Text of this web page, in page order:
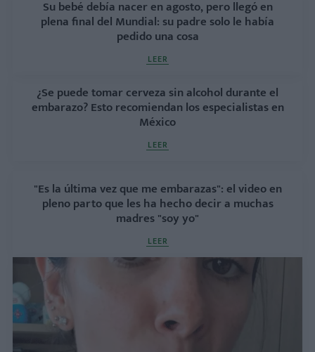
Su bebé debía nacer en agosto, pero llegó en
plena final del Mundial: su padre solo le había
pedido una cosa
LEER
¿Se puede tomar cerveza sin alcohol durante el
embarazo? Esto recomiendan los especialistas en
México
LEER
"Es la última vez que me embarazas": el video en
pleno parto que les ha hecho decir a muchas
madres "soy yo"
LEER